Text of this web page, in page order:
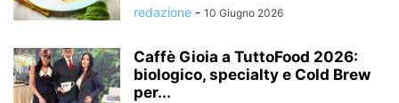
redazione - 10 Giugno 2026
Caffè Gioia a TuttoFood 2026:
biologico, specialty e Cold Brew
per...